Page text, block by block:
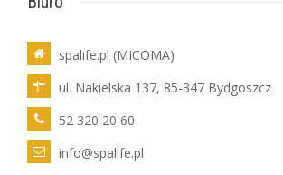
spalife.pl (MICOMA)
ul. Nakielska 137, 85-347 Bydgoszcz
52 320 20 60
info@spalife.pl